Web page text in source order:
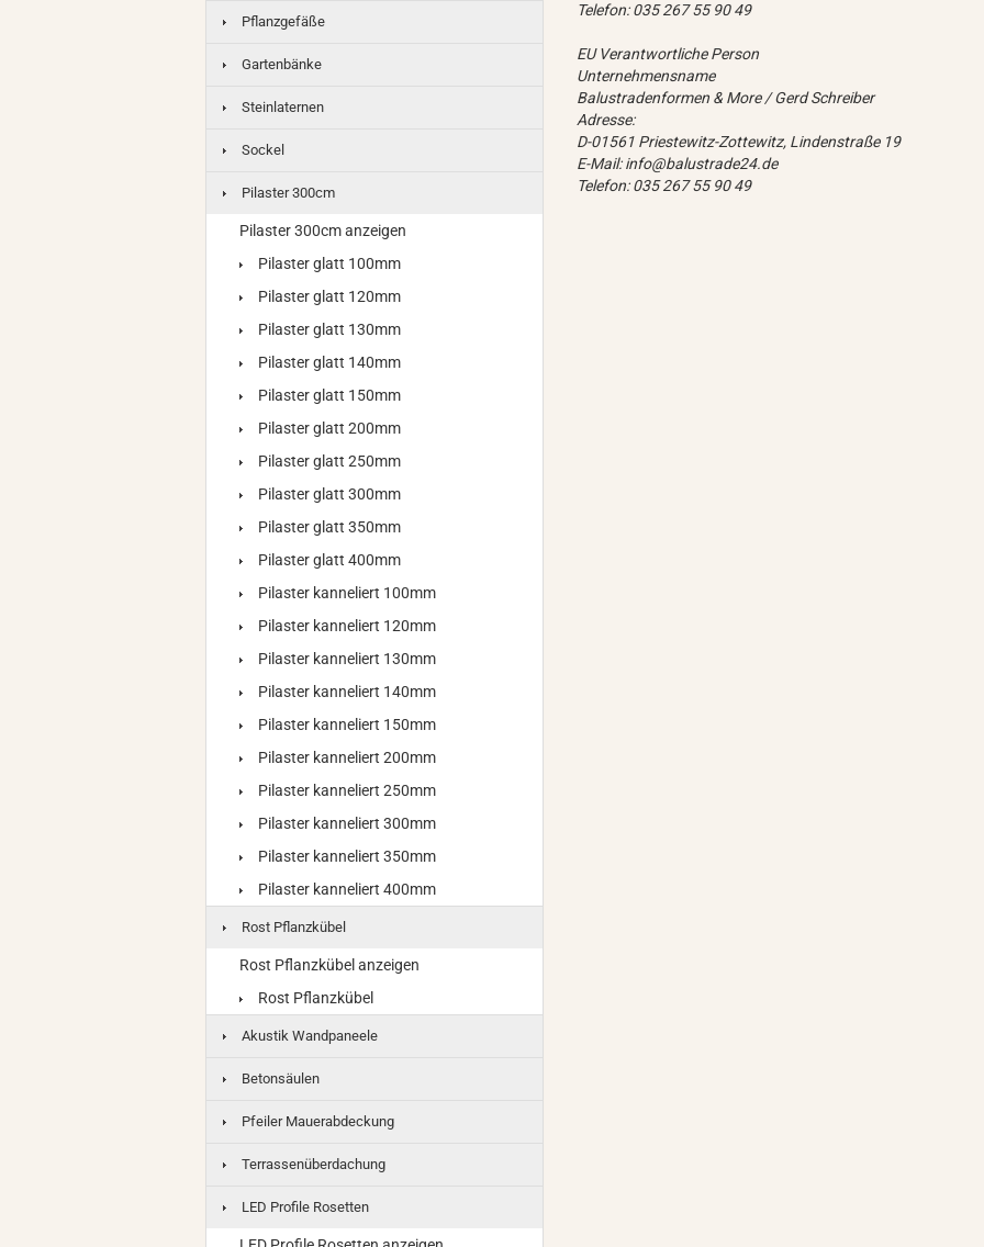
Telefon: 035 267 55 90 49
EU Verantwortliche Person
Unternehmensname
Balustradenformen & More / Gerd Schreiber
Adresse:
D-01561 Priestewitz-Zottewitz, Lindenstraße 19
E-Mail: info@balustrade24.de
Telefon: 035 267 55 90 49
Pflanzgefäße
Gartenbänke
Steinlaternen
Sockel
Pilaster 300cm
Pilaster 300cm anzeigen
Pilaster glatt 100mm
Pilaster glatt 120mm
Pilaster glatt 130mm
Pilaster glatt 140mm
Pilaster glatt 150mm
Pilaster glatt 200mm
Pilaster glatt 250mm
Pilaster glatt 300mm
Pilaster glatt 350mm
Pilaster glatt 400mm
Pilaster kanneliert 100mm
Pilaster kanneliert 120mm
Pilaster kanneliert 130mm
Pilaster kanneliert 140mm
Pilaster kanneliert 150mm
Pilaster kanneliert 200mm
Pilaster kanneliert 250mm
Pilaster kanneliert 300mm
Pilaster kanneliert 350mm
Pilaster kanneliert 400mm
Rost Pflanzkübel
Rost Pflanzkübel anzeigen
Rost Pflanzkübel
Akustik Wandpaneele
Betonsäulen
Pfeiler Mauerabdeckung
Terrassenüberdachung
LED Profile Rosetten